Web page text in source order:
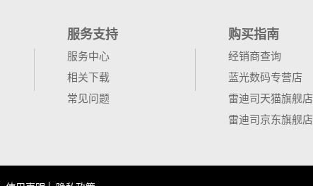
服务支持
服务中心
相关下载
常见问题
购买指南
经销商查询
蓝光数码专营店
雷迪司天猫旗舰店
雷迪司京东旗舰店